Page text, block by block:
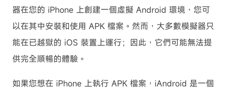
器在您的 iPhone 上創建一個虛擬 Android 環境，您可
以在其中安裝和使用 APK 檔案。然而，大多數模擬器只
能在已越獄的 iOS 裝置上運行；因此，它們可能無法提
供完全順暢的體驗。
如果您想在 iPhone 上執行 APK 檔案，iAndroid 是一個